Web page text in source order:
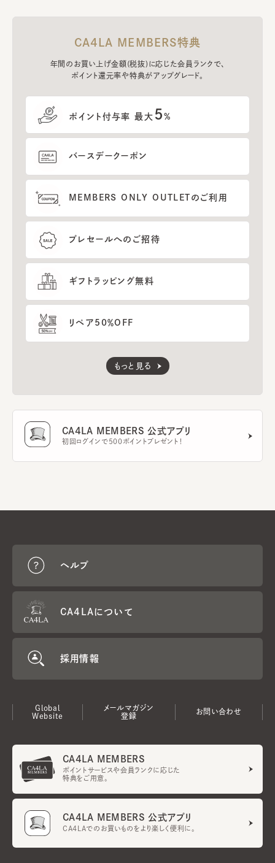
CA4LA MEMBERS特典
年間のお買い上げ金額(税抜)に応じた会員ランクで、
ポイント還元率や特典がアップグレード。
ポイント付与率 最大 5%
バースデークーポン
MEMBERS ONLY OUTLETのご利用
プレセールへのご招待
ギフトラッピング無料
リペア50％OFF
もっと見る
CA4LA MEMBERS 公式アプリ
初回ログインで500ポイントプレゼント！
ヘルプ
CA4LAについて
採用情報
Global
Website
メールマガジン
登録
お問い合わせ
CA4LA MEMBERS
ポイントサービスや会員ランクに応じた
特典をご用意。
CA4LA MEMBERS 公式アプリ
CA4LAでのお買いものをより楽しく便利に。